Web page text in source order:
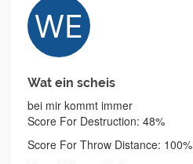
Wat ein scheis
bei mir kommt immer
Score For Destruction: 48%
Score For Throw Distance: 100%